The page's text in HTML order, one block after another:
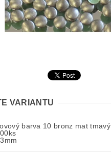
VARIANTU
barva 10 bronz mat tmavý